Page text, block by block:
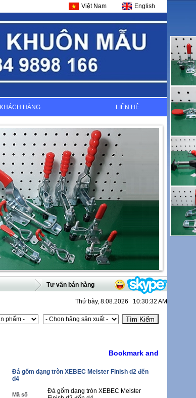
Việt Nam English
KHÁCH HÀNG LIÊN HỆ
Tư vấn bán hàng
Thứ bày, 8.08.2026 10:30:32 AM
Đá gốm dạng tròn XEBEC Meister Finish d2 đến
d4
Mã số
Đá gốm dạng tròn XEBEC Meister